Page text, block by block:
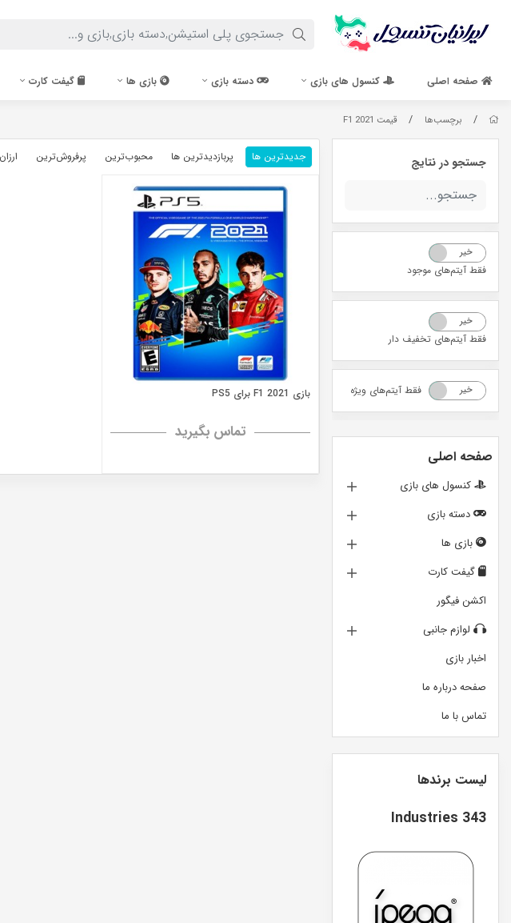
صفحه اصلی کنسول های بازی دسته بازی بازی ها گیفت کارت
/ برچسب‌ها / قیمت F1 2021
جستجو در نتایج
خیر
فقط آیتم‌های موجود
خیر
فقط آیتم‌های تخفیف دار
بله خیر فقط آیتم‌های ویژه
صفحه اصلی
کنسول های بازی
دسته بازی
بازی ها
گیفت کارت
اکشن فیگور
لوازم جانبی
اخبار بازی
صفحه درباره ما
تماس با ما
لیست برندها
343 Industries
جدیدترین ها پربازدیدترین ها محبوب‌‌ترین پرفروش‌ترین
بازی F1 2021 برای PS5
تماس بگیرید